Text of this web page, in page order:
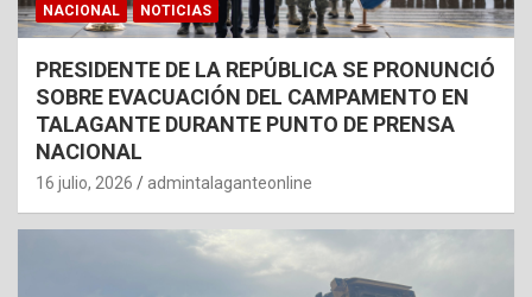
NACIONAL NOTICIAS
PRESIDENTE DE LA REPÚBLICA SE PRONUNCIÓ
SOBRE EVACUACIÓN DEL CAMPAMENTO EN
TALAGANTE DURANTE PUNTO DE PRENSA
NACIONAL
16 julio, 2026 admintalaganteonline